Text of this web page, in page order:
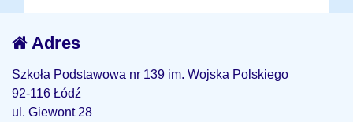
Adres
Szkoła Podstawowa nr 139 im. Wojska Polskiego
92-116 Łódź
ul. Giewont 28